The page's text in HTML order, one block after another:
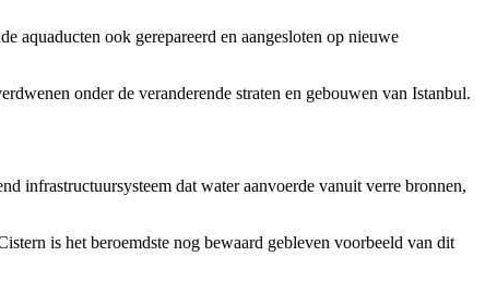
aquaducten ook gerepareerd en aangesloten op nieuwe
onder de veranderende straten en gebouwen van Istanbul.
infrastructuursysteem dat water aanvoerde vanuit verre bronnen,
is het beroemdste nog bewaard gebleven voorbeeld van dit